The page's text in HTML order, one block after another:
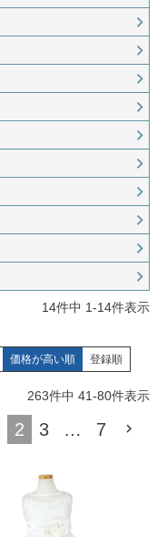
14件中 1-14件表示
価格が高い順 登録順
263件中 41-80件表示
2 3 … 7